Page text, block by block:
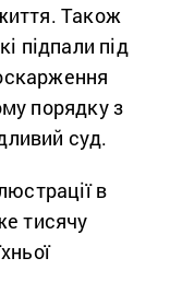
Також
підпали під
порядку з
суд.
в
тисячу